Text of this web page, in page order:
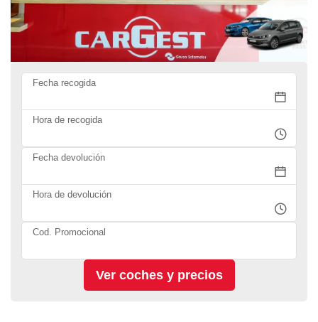
Fecha recogida
Hora de recogida
Fecha devolución
Hora de devolución
Cod. Promocional